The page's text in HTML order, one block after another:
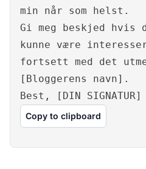
min når som helst.
Gi meg beskjed hvis
kunne være
fortsett med det
[Bloggerens navn].
Best, [DIN SIGNATUR]
Copy to clipboard